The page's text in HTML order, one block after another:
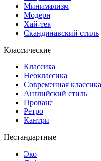
Минимализм
Модерн
Хай-тек
Скандинавский стиль
Классические
Классика
Неоклассика
Современная классика
Английский стиль
Прованс
Ретро
Кантри
Нестандартные
Эко